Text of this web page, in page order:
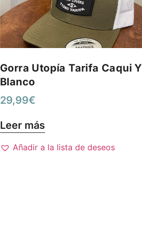
Gorra Utopía Tarifa Caqui Y
Blanco
29,99€
Leer más
Añadir a la lista de deseos